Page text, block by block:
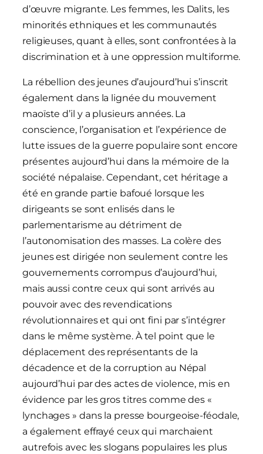
d’œuvre migrante. Les femmes, les Dalits, les
minorités ethniques et les communautés
religieuses, quant à elles, sont confrontées à la
discrimination et à une oppression multiforme.
La rébellion des jeunes d’aujourd’hui s’inscrit
également dans la lignée du mouvement
maoïste d’il y a plusieurs années. La
conscience, l’organisation et l’expérience de
lutte issues de la guerre populaire sont encore
présentes aujourd’hui dans la mémoire de la
société népalaise. Cependant, cet héritage a
été en grande partie bafoué lorsque les
dirigeants se sont enlisés dans le
parlementarisme au détriment de
l’autonomisation des masses. La colère des
jeunes est dirigée non seulement contre les
gouvernements corrompus d’aujourd’hui,
mais aussi contre ceux qui sont arrivés au
pouvoir avec des revendications
révolutionnaires et qui ont fini par s’intégrer
dans le même système. À tel point que le
déplacement des représentants de la
décadence et de la corruption au Népal
aujourd’hui par des actes de violence, mis en
évidence par les gros titres comme des «
lynchages » dans la presse bourgeoise-féodale,
a également effrayé ceux qui marchaient
autrefois avec les slogans populaires les plus